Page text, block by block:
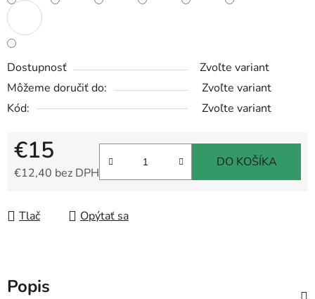
Dostupnosť
Zvoľte variant
Môžeme doručiť do:
Zvoľte variant
Kód:
Zvoľte variant
€15
€12,40 bez DPH
DO KOŠÍKA
Tlač Opýtať sa
Popis